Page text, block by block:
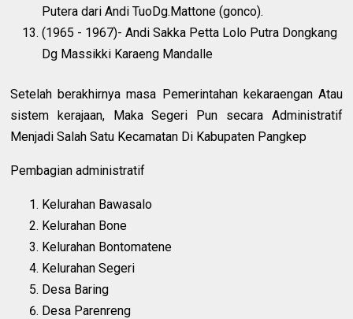
Putera dari Andi TuoDg.Mattone (gonco).
(1965 - 1967)- Andi Sakka Petta Lolo Putra Dongkang
Dg Massikki Karaeng Mandalle
Setelah berakhirnya masa Pemerintahan kekaraengan Atau
sistem kerajaan, Maka Segeri Pun secara Administratif
Menjadi Salah Satu Kecamatan Di Kabupaten Pangkep
Pembagian administratif
Kelurahan Bawasalo
Kelurahan Bone
Kelurahan Bontomatene
Kelurahan Segeri
Desa Baring
Desa Parenreng